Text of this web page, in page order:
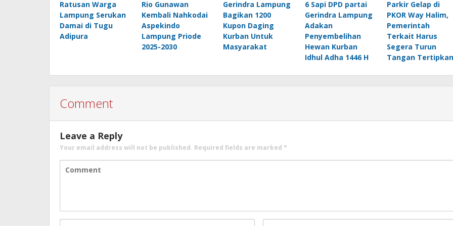
Ratusan Warga
Lampung Serukan
Damai di Tugu
Adipura
Rio Gunawan
Kembali Nahkodai
Aspekindo
Lampung Priode
2025-2030
Gerindra Lampung
Bagikan 1200
Kupon Daging
Kurban Untuk
Masyarakat
6 Sapi DPD partai
Gerindra Lampung
Adakan
Penyembelihan
Hewan Kurban
Idhul Adha 1446 H
Parkir Gelap di
PKOR Way Halim,
Pemerintah
Terkait Harus
Segera Turun
Tangan Tertipkan
Comment
Leave a Reply
Your email address will not be published. Required fields are marked *